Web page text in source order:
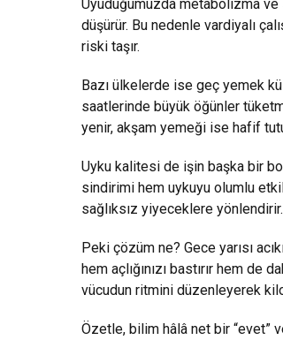
Uyuduğumuzda metabolizma
düşürür. Bu nedenle vardiyalı
riski taşır.
Bazı ülkelerde ise geç yemek
saatlerinde büyük öğünler
yenir, akşam yemeği ise hafif
Uyku kalitesi de işin başka bir
sindirimi hem uykuyu olumlu
sağlıksız yiyeceklere yönlendirir.
Peki çözüm ne? Gece yarısı
hem açlığınızı bastırır hem de
vücudun ritmini düzenleyerek
Özetle, bilim hâlâ net bir “evet”